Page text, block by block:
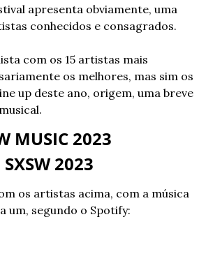
apresenta obviamente, uma
conhecidos e consagrados.
com os 15 artistas mais
os melhores, mas sim os
up deste ano, origem, uma breve
MUSIC 2023
2023
os artistas acima, com a música
um, segundo o Spotify: